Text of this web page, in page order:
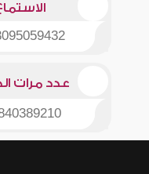
عدد مرات